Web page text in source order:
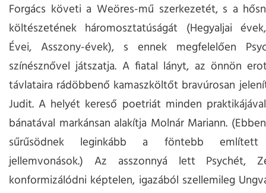
Forgács követi a Weöres-mű szerkezetét, s a
költészetének háromosztatúságát (Hegyaljai
Évei, Asszony-évek), s ennek megfelelően
színésznővel játszatja. A fiatal lányt, az önnön
távlataira rádöbbenő kamaszköltőt bravúrosan
Judit. A helyét kereső poetriát minden
bánatával markánsan alakítja Molnár Mariann.
sűrűsödnek leginkább a föntebb említett
jellemvonások.) Az asszonnyá lett Psychét,
konformizálódni képtelen, igazából szellemileg